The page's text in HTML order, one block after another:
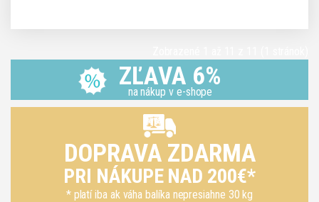
ZĽAVA 6%
na nákup v e-shope
DOPRAVA ZDARMA
PRI NÁKUPE NAD 200€*
* platí iba ak váha balíka nepresiahne 30 kg